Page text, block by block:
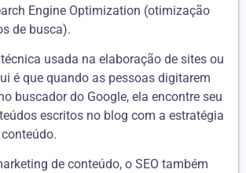
Engine Optimization (otimização
de busca).
usada na elaboração de sites ou
é que quando as pessoas digitarem
buscador do Google, ela encontre seu
escritos no blog com a estratégia
de conteúdo, o SEO também